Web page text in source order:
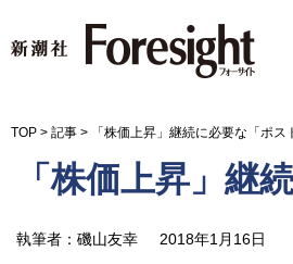
TOP > 記事 > 「株価上昇」継続に必要な「ポス
「株価上昇」継
執筆者：磯山友幸 2018年1月16日